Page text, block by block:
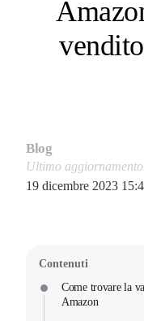
Blog
Ultimo
19 dicembre 2023
Contenuti
Come trovare la
Amazon